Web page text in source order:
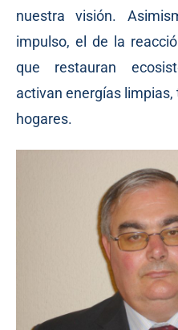
nuestra visión.
impulso, el de la
que restauran
activan energías
hogares.